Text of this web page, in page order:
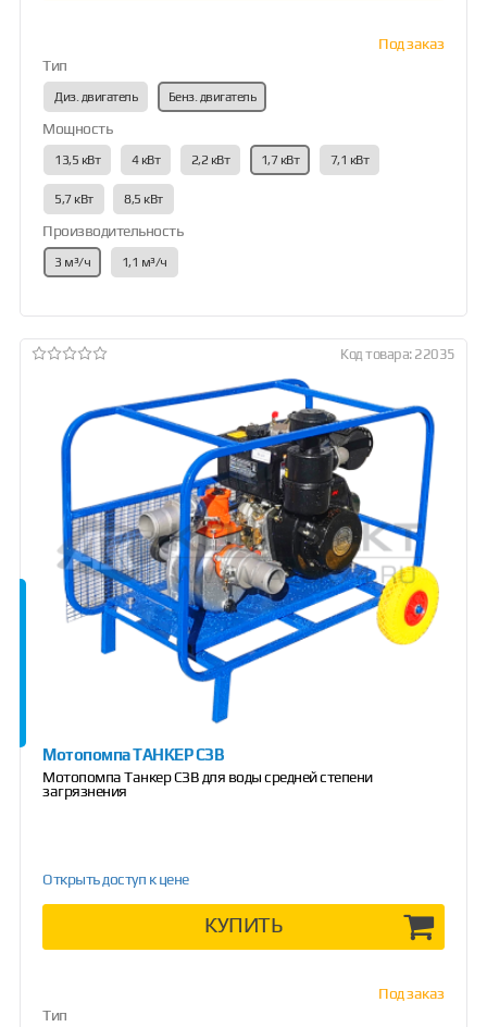
Под заказ
Тип
Диз. двигатель Бенз. двигатель
Мощность
13,5 кВт 4 кВт 2,2 кВт 1,7 кВт 7,1 кВт
5,7 кВт 8,5 кВт
Производительность
3 м³/ч 1,1 м³/ч
Код товара: 22035
Мотопомпа ТАНКЕР СЗВ
Мотопомпа Танкер СЗВ для воды средней степени
загрязнения
Открыть доступ к цене
КУПИТЬ
Под заказ
Тип